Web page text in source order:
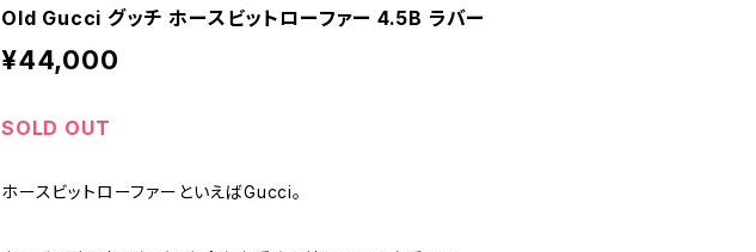
Old Gucci グッチ ホースビットローファー 4.5B ラバー
¥44,000
SOLD OUT
ホースビットローファーといえばGucci。